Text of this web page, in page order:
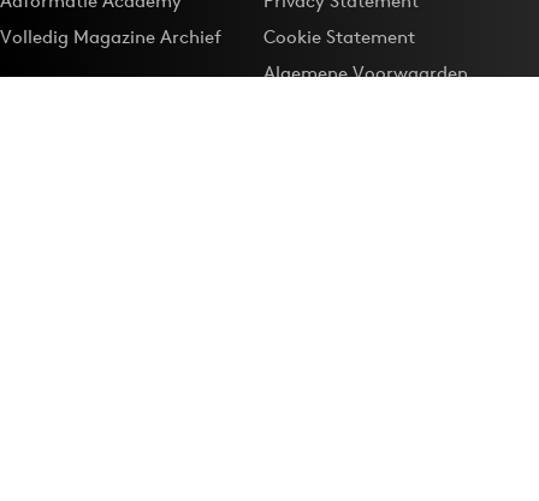
Volledig Magazine Archief
Cookie Statement
Algemene Voorwaarden